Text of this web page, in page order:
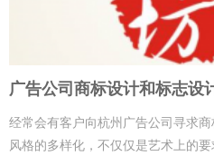
广告公司商标设计和标志设
经常会有客户向杭州广告公司寻求
风格的多样化，不仅仅是艺术上的